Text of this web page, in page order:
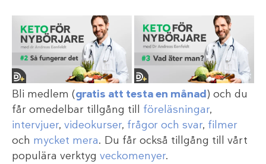
Bli medlem (gratis att testa en månad) och du
får omedelbar tillgång till föreläsningar,
intervjuer, videokurser, frågor och svar, filmer
och mycket mera. Du får också tillgång till vårt
populära verktyg veckomenyer.